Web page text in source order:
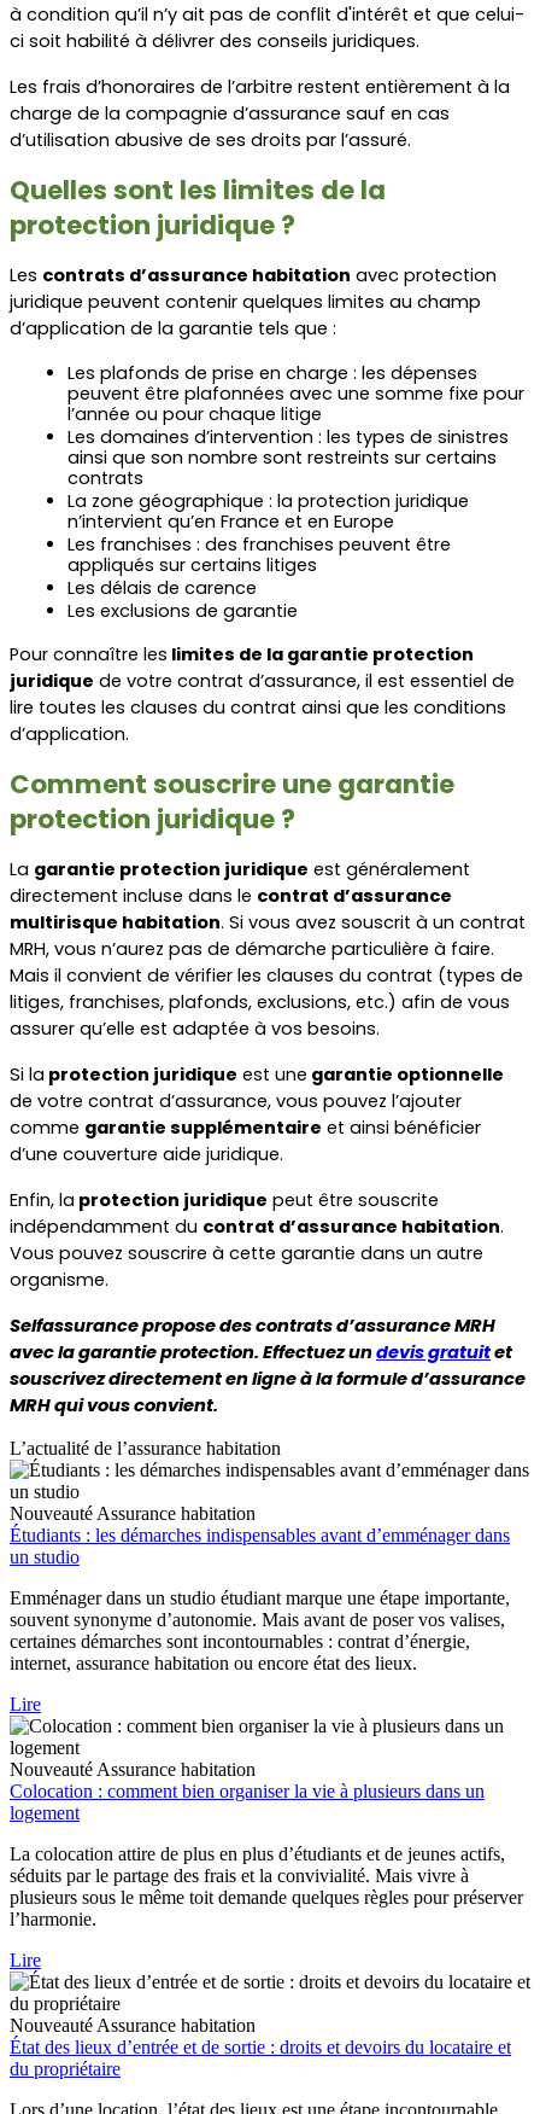
à condition qu’il n’y ait pas de conflit d'intérêt et que celui-
ci soit habilité à délivrer des conseils juridiques.
Les frais d’honoraires de l’arbitre restent entièrement à la
charge de la compagnie d’assurance sauf en cas
d’utilisation abusive de ses droits par l’assuré.
Quelles sont les limites de la
protection juridique ?
Les contrats d’assurance habitation avec protection
juridique peuvent contenir quelques limites au champ
d’application de la garantie tels que :
Les plafonds de prise en charge : les dépenses
peuvent être plafonnées avec une somme fixe pour
l’année ou pour chaque litige
Les domaines d’intervention : les types de sinistres
ainsi que son nombre sont restreints sur certains
contrats
La zone géographique : la protection juridique
n’intervient qu’en France et en Europe
Les franchises : des franchises peuvent être
appliqués sur certains litiges
Les délais de carence
Les exclusions de garantie
Pour connaître les limites de la garantie protection
juridique de votre contrat d’assurance, il est essentiel de
lire toutes les clauses du contrat ainsi que les conditions
d’application.
Comment souscrire une garantie
protection juridique ?
La garantie protection juridique est généralement
directement incluse dans le contrat d’assurance
multirisque habitation. Si vous avez souscrit à un contrat
MRH, vous n’aurez pas de démarche particulière à faire.
Mais il convient de vérifier les clauses du contrat (types de
litiges, franchises, plafonds, exclusions, etc.) afin de vous
assurer qu’elle est adaptée à vos besoins.
Si la protection juridique est une garantie optionnelle
de votre contrat d’assurance, vous pouvez l’ajouter
comme garantie supplémentaire et ainsi bénéficier
d’une couverture aide juridique.
Enfin, la protection juridique peut être souscrite
indépendamment du contrat d’assurance habitation.
Vous pouvez souscrire à cette garantie dans un autre
organisme.
Selfassurance propose des contrats d’assurance MRH
avec la garantie protection. Effectuez un devis gratuit et
souscrivez directement en ligne à la formule d’assurance
MRH qui vous convient.
L’actualité de l’assurance habitation
Nouveauté Assurance habitation
Étudiants : les démarches indispensables avant d’emménager dans
un studio
Emménager dans un studio étudiant marque une étape importante,
souvent synonyme d’autonomie. Mais avant de poser vos valises,
certaines démarches sont incontournables : contrat d’énergie,
internet, assurance habitation ou encore état des lieux.
Lire
Nouveauté Assurance habitation
Colocation : comment bien organiser la vie à plusieurs dans un
logement
La colocation attire de plus en plus d’étudiants et de jeunes actifs,
séduits par le partage des frais et la convivialité. Mais vivre à
plusieurs sous le même toit demande quelques règles pour préserver
l’harmonie.
Lire
Nouveauté Assurance habitation
État des lieux d’entrée et de sortie : droits et devoirs du locataire et
du propriétaire
Lors d’une location, l’état des lieux est une étape incontournable.